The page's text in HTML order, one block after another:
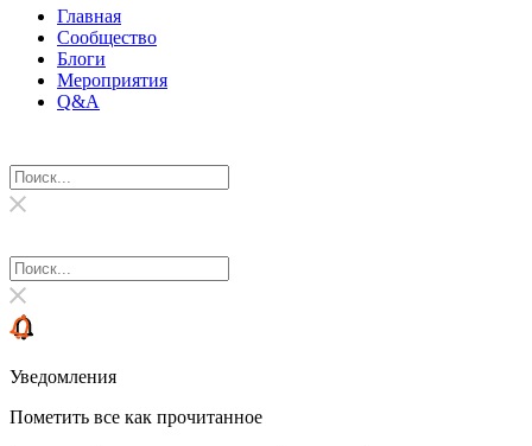
Главная
Сообщество
Блоги
Мероприятия
Q&A
Уведомления
Пометить все как прочитанное